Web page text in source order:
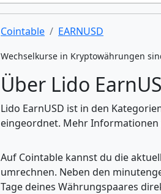
Cointable EARNUSD
Wechselkurse in Kryptowährungen
Über Lido
Lido EarnUSD ist in den
eingeordnet. Mehr
Auf Cointable kannst du die
umrechnen. Neben den
Tage deines Währungspaares